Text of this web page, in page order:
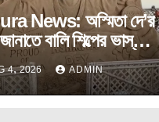
News: অস্মিতা দে’র
বালি শিল্পের ভাস্কর্য
4, 2026 ADMIN